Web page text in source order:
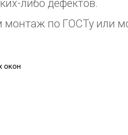
либо дефектов.
по ГОСТу или